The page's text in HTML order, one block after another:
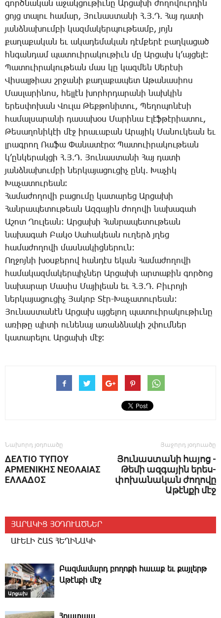
գործ­նա­կան ա­ջակ­ցու­թիւ­նը Ար­ցա­խի ժո­ղո­վուր­դին
ցոյց տա­լու հա­մար, ­Յու­նաս­տա­նի Հ.Յ.Դ. ­Հայ ­դա­տի
յանձ­նա­խում­բի կազ­մա­կեր­պու­թեամբ, յոյն
քա­ղա­քա­կան եւ ա­կա­դե­մա­կան դէմ­քե­րէ բաղ­կա­ցած
հնգան­դամ պատուի­րա­կու­թիւն մը Ար­ցախ կ­’այ­ցե­լէ։
Պա­տո­ւի­րա­կու­թեան մաս կը կազ­մեն ­Սե­րէ­սի
­Վի­սալ­թիաս շրջա­նի քա­ղա­քա­պետ Ա­թա­նա­սիոս
­Մաս­լա­րի­նոս, հել­լէն խորհր­դա­րա­նի նախ­կին
ե­րես­փո­խան ­Վու­լա ­Թեք­թո­նի­տու, ­Պեղոպոնէսի
հա­մալ­սա­րա­նի դա­սա­խօս Մարինա Է­լէֆ­թէ­րիա­տու,
­Թե­սա­ղո­նի­կէի մէջ ի­րա­ւա­բան Ա­րա­յիկ ­Մա­նու­կեան եւ
լրագ­րող ­Ռա­ֆա ­Փա­նա­տէ­րօ։ ­Պա­տո­ւի­րա­կու­թեան
կ’ըն­կե­րակ­ցի Հ.Յ.Դ. ­Յու­նաս­տա­նի ­Հայ ­դա­տի
յանձ­նա­խում­բի ներ­կա­յա­ցու­ցիչ ընկ. ­Խա­չիկ
­Խա­չա­տու­րեան։
­Հա­մա­ժո­ղո­վի բա­ցու­մը կա­տա­րեց Ար­ցա­խի
­Հան­րա­պե­տու­թեան Ազ­գա­յին ­ժո­ղո­վի նա­խա­գահ
Ա­շոտ ­Ղու­լեա­ն: Ար­ցա­խի ­Հան­րա­պե­տու­թեան
նա­խա­գահ ­Բա­կօ ­Սա­հա­կեա­ն ու­ղերձ յղեց
հա­մա­ժո­ղո­վի մաս­նա­կից­նե­րուն:
Ող­ջոյ­նի խօս­քե­րով հան­դէս ե­կան ­Հա­մա­ժո­ղո­վի
հա­մա­կազ­մա­կեր­պիչ­ներ Ար­ցա­խի ար­տա­քին գոր­ծոց
նա­խա­րար ­Մա­սիս ­Մա­յի­լեա­ն եւ Հ.Յ.Դ. ­Բիւ­րո­յի
ներ­կա­յա­ցու­ցիչ ­Յա­կոբ ­Տէր-­Խա­չա­տու­րեա­ն:
­Յու­նաս­տա­նէն Ար­ցախ այ­ցե­լող պա­տո­ւի­րա­կու­թիւ­նը
ա­ռի­թը պի­տի ու­նե­նայ ա­ռանձ­նա­կի շփում­ներ
կա­տա­րե­լու Ար­ցա­խի մէջ։
Նախորդ յօդուածը
ΔΕΛΤΙΟ ΤΥΠΟΥ
ΑΡΜΕΝΙΚΗΣ ΝΕΟΛΑΙΑΣ
ΕΛΛΑΔΟΣ
Յաջորդ յօդուածը
­­Յու­նաս­տա­նի հա­յոց ­
Թե­մի ազ­գա­յին ե­րես­
փո­խա­նա­կան ժո­ղո­վը
Ա­թէն­քի մէջ
ՅԱՐԱԿԻՑ ՅՕԴՈՒԱԾՆԵՐ
ԱՒԵԼԻ ՇԱՏ ՀԵՂԻՆԱԿԻ
Արցախ
Բազմամարդ բողոքի հաւաք եւ քայլերթ
Աթէնքի մէջ